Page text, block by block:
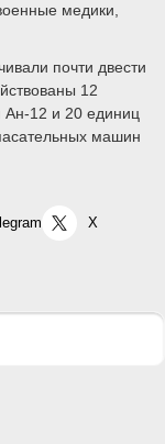
медики,
почти двести
12
12 и 20 единиц
машин
X